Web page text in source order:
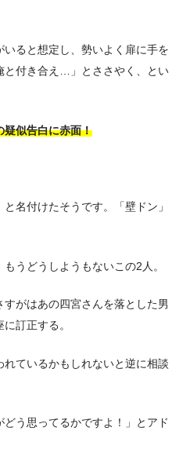
ると想定し、勢いよく扉に手を
と付き合え…」とささやく、とい
疑似告白に赤面！
名付けたそうです。「壁ドン」
うどうしようもないこの2人。
がはあの四宮さんを落とした男
訂正する。
ているかもしれないと逆に相談
う思ってるかですよ！」とアド